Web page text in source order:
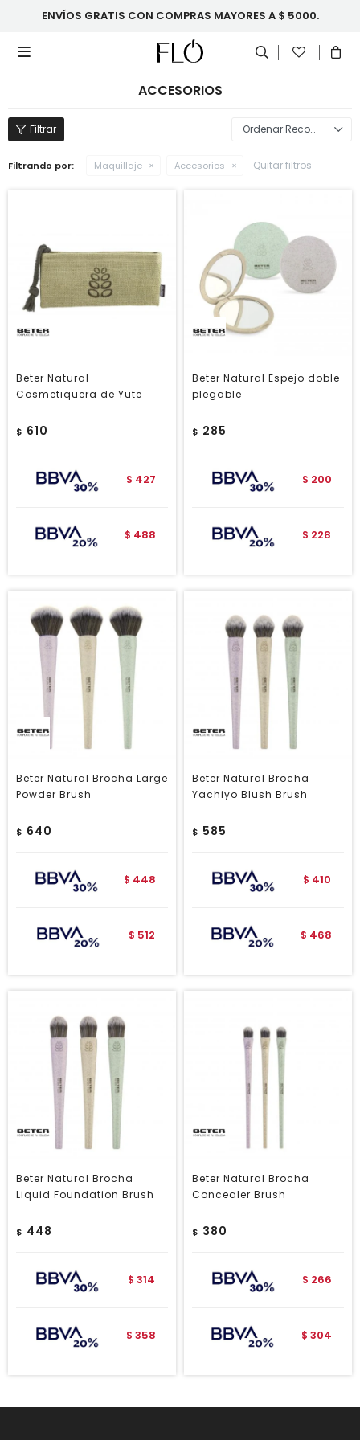
ENVÍOS GRATIS CON COMPRAS MAYORES A $ 5000.

ACCESORIOS
Recomendados
Filtrando por: Maquillaje Accesorios Quitar filtros
Beter Natural
Cosmetiquera de Yute
$ 610
$ 427
$ 488
Beter Natural Espejo doble
plegable
$ 285
$ 200
$ 228
Beter Natural Brocha Large
Powder Brush
$ 640
$ 448
$ 512
Beter Natural Brocha
Yachiyo Blush Brush
$ 585
$ 410
$ 468
Beter Natural Brocha
Liquid Foundation Brush
$ 448
$ 314
$ 358
Beter Natural Brocha
Concealer Brush
$ 380
$ 266
$ 304